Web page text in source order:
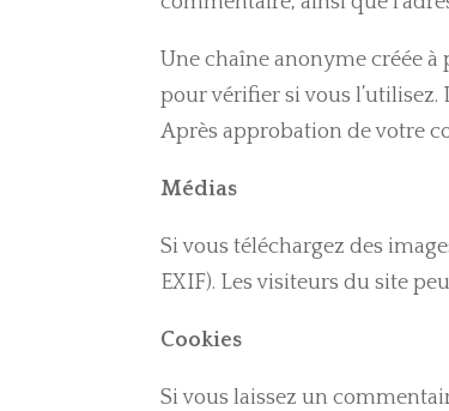
Une chaîne anonyme créée
pour vérifier si vous
Après approbation de votre
Médias
Si vous téléchargez des
EXIF). Les visiteurs du site
Cookies
Si vous laissez un